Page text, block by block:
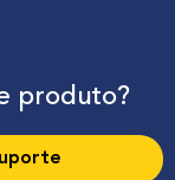
produto?